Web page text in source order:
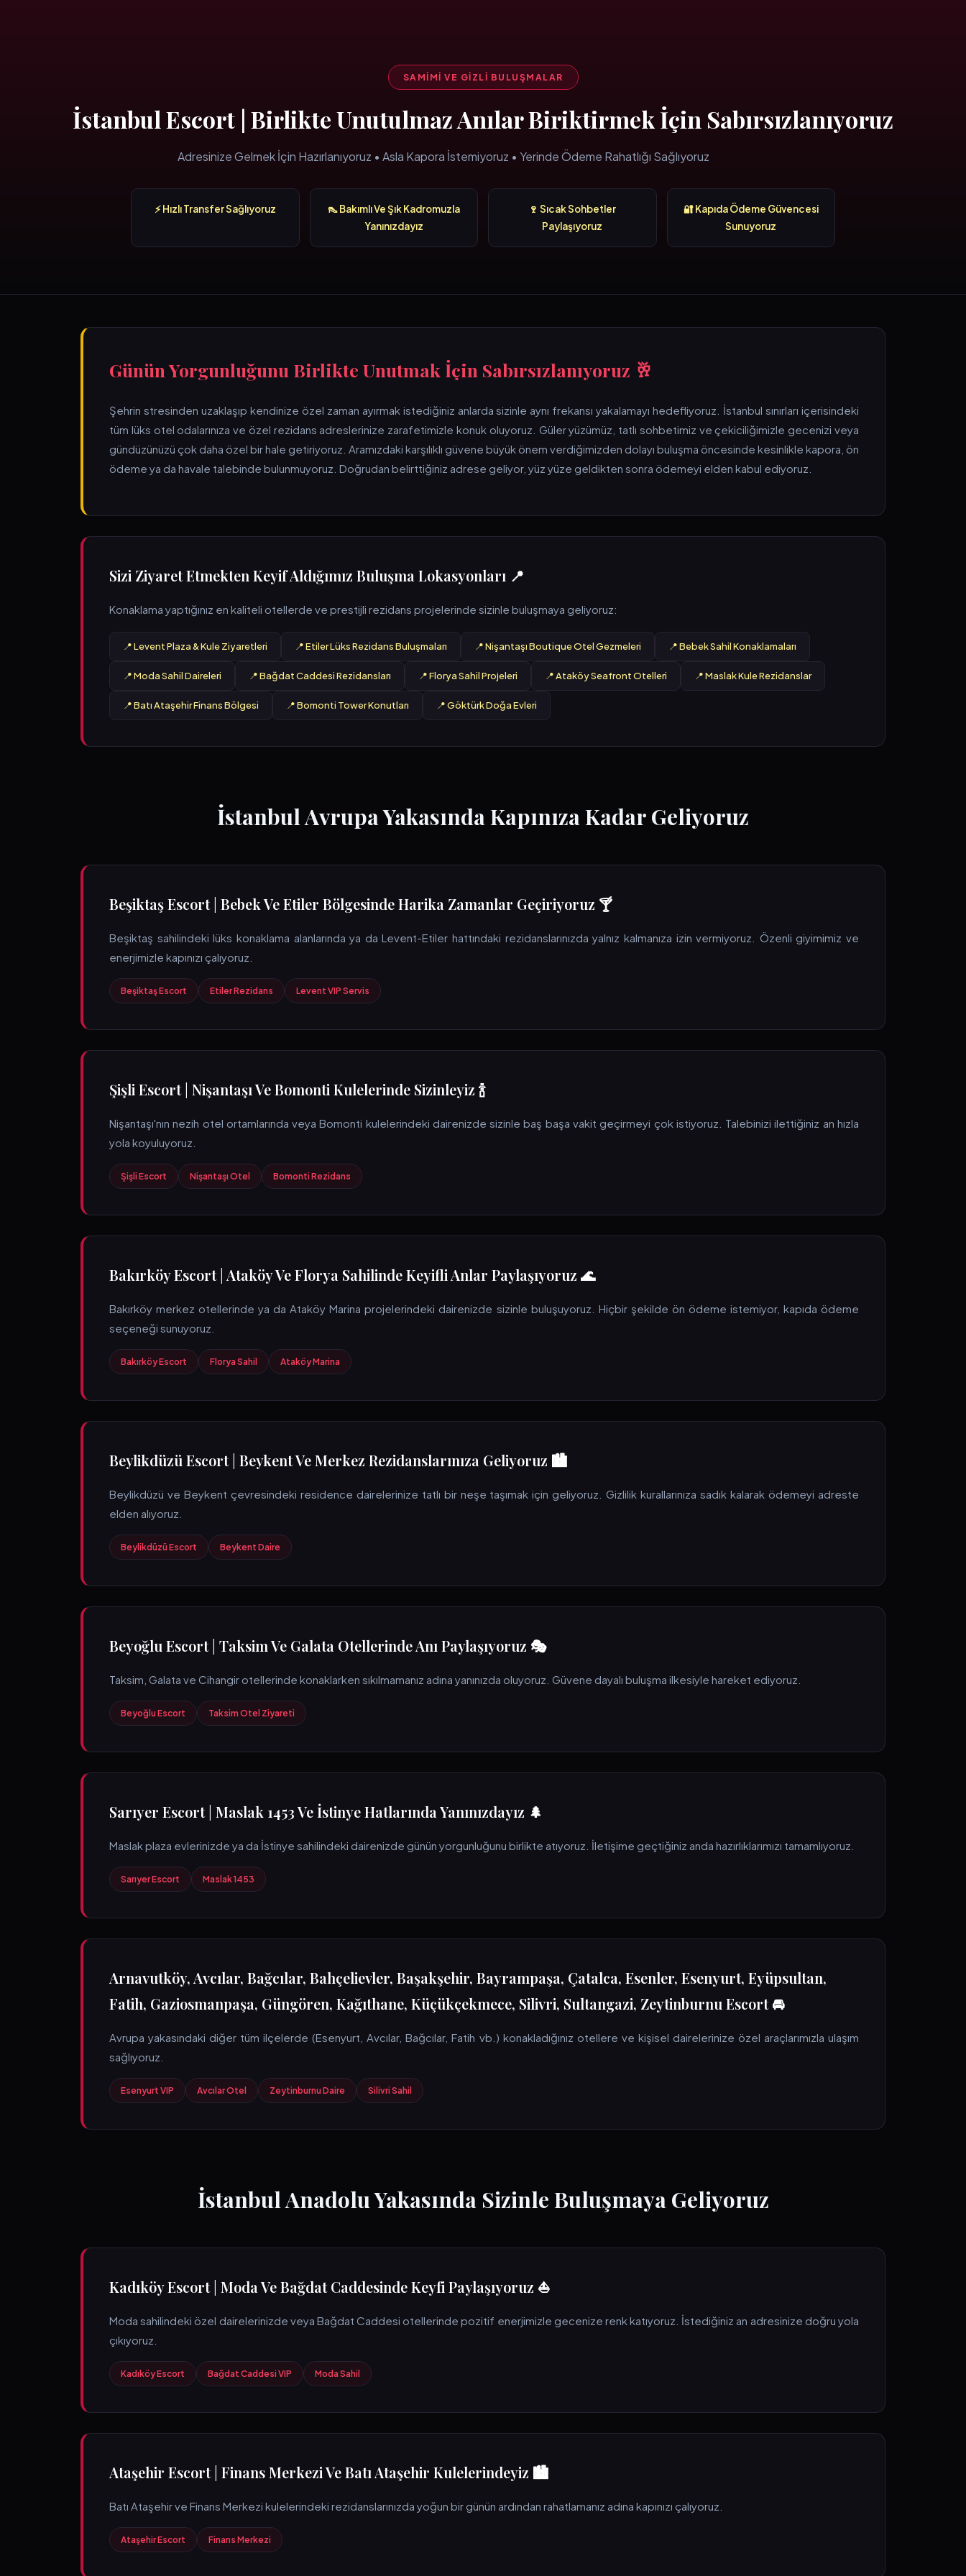
SAMIMI VE GIZLI BULUŞMALAR
İstanbul Escort | Birlikte Unutulmaz Anılar Biriktirmek İçin Sabırsızlanıyoruz
Adresinize Gelmek İçin Hazırlanıyoruz • Asla Kapora İstemiyoruz • Yerinde Ödeme Rahatlığı Sağlıyoruz
⚡ Hızlı Transfer Sağlıyoruz
👠 Bakımlı Ve Şık Kadromuzla
Yanınızdayız
🍷 Sıcak Sohbetler
Paylaşıyoruz
🔐 Kapıda Ödeme Güvencesi
Sunuyoruz
Günün Yorgunluğunu Birlikte Unutmak İçin Sabırsızlanıyoruz 🥂
Şehrin stresinden uzaklaşıp kendinize özel zaman ayırmak istediğiniz anlarda sizinle aynı frekansı yakalamayı hedefliyoruz. İstanbul sınırları içerisindeki
tüm lüks otel odalarınıza ve özel rezidans adreslerinize zarafetimizle konuk oluyoruz. Güler yüzümüz, tatlı sohbetimiz ve çekiciliğimizle gecenizi veya
gündüzünüzü çok daha özel bir hale getiriyoruz. Aramızdaki karşılıklı güvene büyük önem verdiğimizden dolayı buluşma öncesinde kesinlikle kapora, ön
ödeme ya da havale talebinde bulunmuyoruz. Doğrudan belirttiğiniz adrese geliyor, yüz yüze geldikten sonra ödemeyi elden kabul ediyoruz.
Sizi Ziyaret Etmekten Keyif Aldığımız Buluşma Lokasyonları 📍
Konaklama yaptığınız en kaliteli otellerde ve prestijli rezidans projelerinde sizinle buluşmaya geliyoruz:
📍 Levent Plaza & Kule Ziyaretleri 📍 Etiler Lüks Rezidans Buluşmaları 📍 Nişantaşı Boutique Otel Gezmeleri 📍 Bebek Sahil Konaklamaları
📍 Moda Sahil Daireleri 📍 Bağdat Caddesi Rezidansları 📍 Florya Sahil Projeleri 📍 Ataköy Seafront Otelleri 📍 Maslak Kule Rezidanslar
📍 Batı Ataşehir Finans Bölgesi 📍 Bomonti Tower Konutları 📍 Göktürk Doğa Evleri
İstanbul Avrupa Yakasında Kapınıza Kadar Geliyoruz
Beşiktaş Escort | Bebek Ve Etiler Bölgesinde Harika Zamanlar Geçiriyoruz 🍸
Beşiktaş sahilindeki lüks konaklama alanlarında ya da Levent-Etiler hattındaki rezidanslarınızda yalnız kalmanıza izin vermiyoruz. Özenli giyimimiz ve
enerjimizle kapınızı çalıyoruz.
Beşiktaş Escort Etiler Rezidans Levent VIP Servis
Şişli Escort | Nişantaşı Ve Bomonti Kulelerinde Sizinleyiz 🍾
Nişantaşı'nın nezih otel ortamlarında veya Bomonti kulelerindeki dairenizde sizinle baş başa vakit geçirmeyi çok istiyoruz. Talebinizi ilettiğiniz an hızla
yola koyuluyoruz.
Şişli Escort Nişantaşı Otel Bomonti Rezidans
Bakırköy Escort | Ataköy Ve Florya Sahilinde Keyifli Anlar Paylaşıyoruz 🌊
Bakırköy merkez otellerinde ya da Ataköy Marina projelerindeki dairenizde sizinle buluşuyoruz. Hiçbir şekilde ön ödeme istemiyor, kapıda ödeme
seçeneği sunuyoruz.
Bakırköy Escort Florya Sahil Ataköy Marina
Beylikdüzü Escort | Beykent Ve Merkez Rezidanslarınıza Geliyoruz 🏙️
Beylikdüzü ve Beykent çevresindeki residence dairelerinize tatlı bir neşe taşımak için geliyoruz. Gizlilik kurallarınıza sadık kalarak ödemeyi adreste
elden alıyoruz.
Beylikdüzü Escort Beykent Daire
Beyoğlu Escort | Taksim Ve Galata Otellerinde Anı Paylaşıyoruz 🎭
Taksim, Galata ve Cihangir otellerinde konaklarken sıkılmamanız adına yanınızda oluyoruz. Güvene dayalı buluşma ilkesiyle hareket ediyoruz.
Beyoğlu Escort Taksim Otel Ziyareti
Sarıyer Escort | Maslak 1453 Ve İstinye Hatlarında Yanınızdayız 🌲
Maslak plaza evlerinizde ya da İstinye sahilindeki dairenizde günün yorgunluğunu birlikte atıyoruz. İletişime geçtiğiniz anda hazırlıklarımızı tamamlıyoruz.
Sarıyer Escort Maslak 1453
Arnavutköy, Avcılar, Bağcılar, Bahçelievler, Başakşehir, Bayrampaşa, Çatalca, Esenler, Esenyurt, Eyüpsultan,
Fatih, Gaziosmanpaşa, Güngören, Kağıthane, Küçükçekmece, Silivri, Sultangazi, Zeytinburnu Escort 🚘
Avrupa yakasındaki diğer tüm ilçelerde (Esenyurt, Avcılar, Bağcılar, Fatih vb.) konakladığınız otellere ve kişisel dairelerinize özel araçlarımızla ulaşım
sağlıyoruz.
Esenyurt VIP Avcılar Otel Zeytinburnu Daire Silivri Sahil
İstanbul Anadolu Yakasında Sizinle Buluşmaya Geliyoruz
Kadıköy Escort | Moda Ve Bağdat Caddesinde Keyfi Paylaşıyoruz ⛵
Moda sahilindeki özel dairelerinizde veya Bağdat Caddesi otellerinde pozitif enerjimizle gecenize renk katıyoruz. İstediğiniz an adresinize doğru yola
çıkıyoruz.
Kadıköy Escort Bağdat Caddesi VIP Moda Sahil
Ataşehir Escort | Finans Merkezi Ve Batı Ataşehir Kulelerindeyiz 🏙️
Batı Ataşehir ve Finans Merkezi kulelerindeki rezidanslarınızda yoğun bir günün ardından rahatlamanız adına kapınızı çalıyoruz.
Ataşehir Escort Finans Merkezi